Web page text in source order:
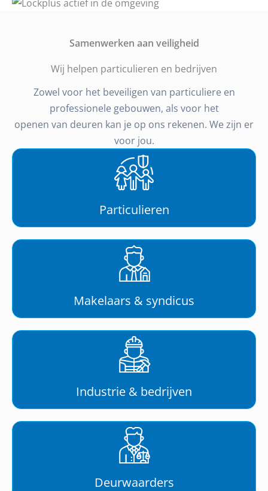
Samenwerken aan veiligheid
Wij helpen particulieren en bedrijven
Zowel voor het beveiligen van particuliere en
professionele gebouwen, als voor het
openen van deuren kan je op ons rekenen. We zijn er
voor jou.
Particulieren
Makelaars & syndicus
Industrie & bedrijven
Deurwaarders